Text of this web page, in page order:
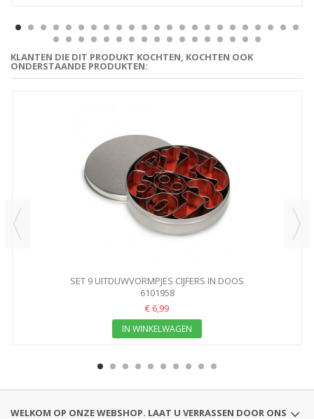
KLANTEN DIE DIT PRODUKT KOCHTEN, KOCHTEN OOK
ONDERSTAANDE PRODUKTEN:
SET 9 UITDUWVORMPJES CIJFERS IN DOOS
6101958
€ 6,99
IN WINKELWAGEN
WELKOM OP ONZE WEBSHOP. LAAT U VERRASSEN DOOR ONS